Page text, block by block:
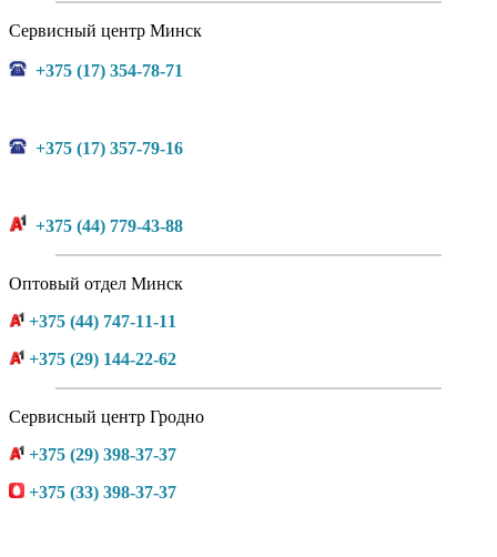
Сервисный центр Минск
+375 (17) 354-78-71
+375 (17) 357-79-16
+375 (44) 779-43-88
Оптовый отдел Минск
+375 (44) 747-11-11
+375 (29) 144-22-62
Сервисный центр Гродно
+375 (29) 398-37-37
+375 (33) 398-37-37